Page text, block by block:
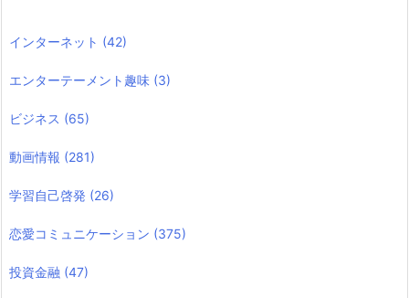
インターネット (42)
エンターテーメント趣味 (3)
ビジネス (65)
動画情報 (281)
学習自己啓発 (26)
恋愛コミュニケーション (375)
投資金融 (47)